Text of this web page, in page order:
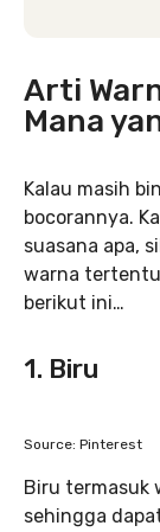
Arti
Mana
Kalau masih
bocorannya.
suasana apa,
warna
berikut ini…
1. Biru
Source: Pinterest
Biru termasuk
sehingga